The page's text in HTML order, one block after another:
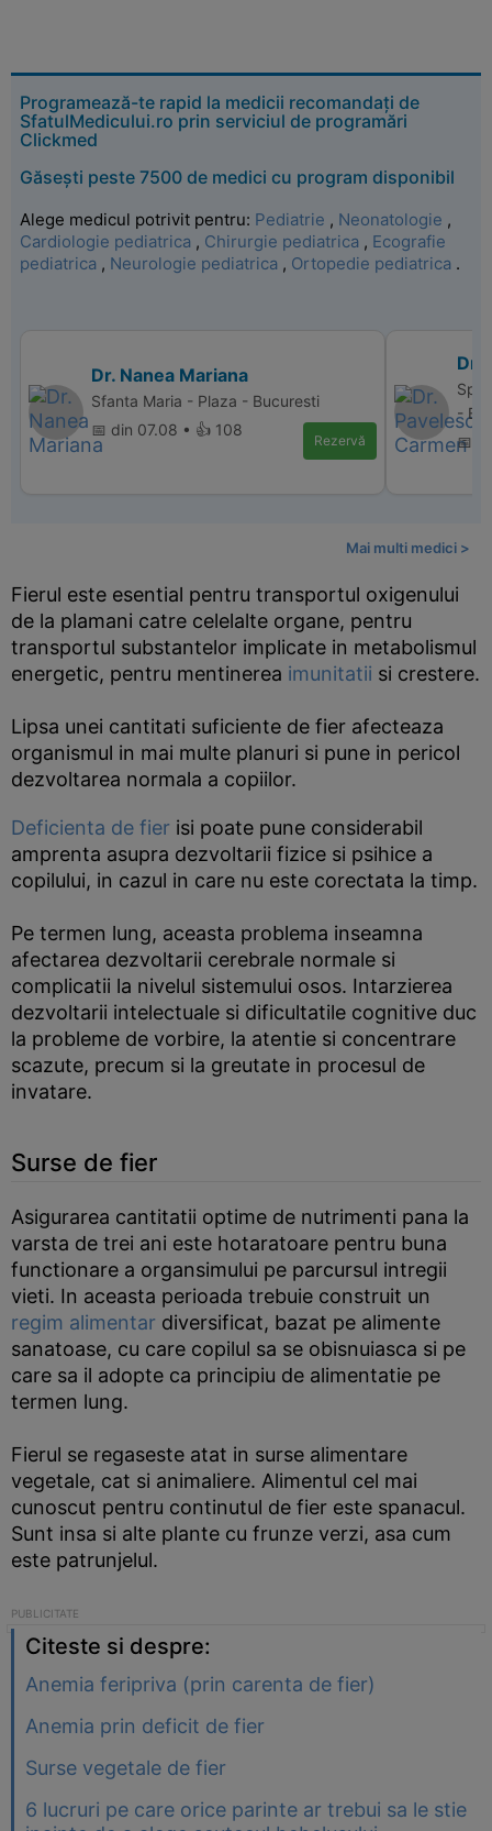
Programează-te rapid la medicii recomandați de
SfatulMedicului.ro prin serviciul de programări
Clickmed
Găsești peste 7500 de medici cu program disponibil
Alege medicul potrivit pentru: Pediatrie , Neonatologie ,
Cardiologie pediatrica , Chirurgie pediatrica , Ecografie
pediatrica , Neurologie pediatrica , Ortopedie pediatrica .
Dr. Nanea Mariana
Sfanta Maria - Plaza - Bucuresti
📅 din 07.08 • 👍 108
Rezervă
Dr.
-
📅
Mai multi medici >
Fierul este esential pentru transportul oxigenului
de la plamani catre celelalte organe, pentru
transportul substantelor implicate in metabolismul
energetic, pentru mentinerea imunitatii si crestere.
Lipsa unei cantitati suficiente de fier afecteaza
organismul in mai multe planuri si pune in pericol
dezvoltarea normala a copiilor.
Deficienta de fier isi poate pune considerabil
amprenta asupra dezvoltarii fizice si psihice a
copilului, in cazul in care nu este corectata la timp.
Pe termen lung, aceasta problema inseamna
afectarea dezvoltarii cerebrale normale si
complicatii la nivelul sistemului osos. Intarzierea
dezvoltarii intelectuale si dificultatile cognitive duc
la probleme de vorbire, la atentie si concentrare
scazute, precum si la greutate in procesul de
invatare.
Surse de fier
Asigurarea cantitatii optime de nutrimenti pana la
varsta de trei ani este hotaratoare pentru buna
functionare a organsimului pe parcursul intregii
vieti. In aceasta perioada trebuie construit un
regim alimentar diversificat, bazat pe alimente
sanatoase, cu care copilul sa se obisnuiasca si pe
care sa il adopte ca principiu de alimentatie pe
termen lung.
Fierul se regaseste atat in surse alimentare
vegetale, cat si animaliere. Alimentul cel mai
cunoscut pentru continutul de fier este spanacul.
Sunt insa si alte plante cu frunze verzi, asa cum
este patrunjelul.
Citeste si despre:
Anemia feripriva (prin carenta de fier)
Anemia prin deficit de fier
Surse vegetale de fier
6 lucruri pe care orice parinte ar trebui sa le stie